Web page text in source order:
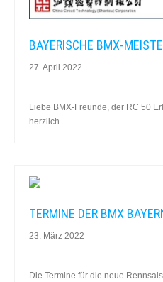
BAYERISCHE BMX-
27. April 2022
Liebe BMX-Freunde, der RC 50
herzlich…
TERMINE DER BMX
23. März 2022
Die Termine für die neue